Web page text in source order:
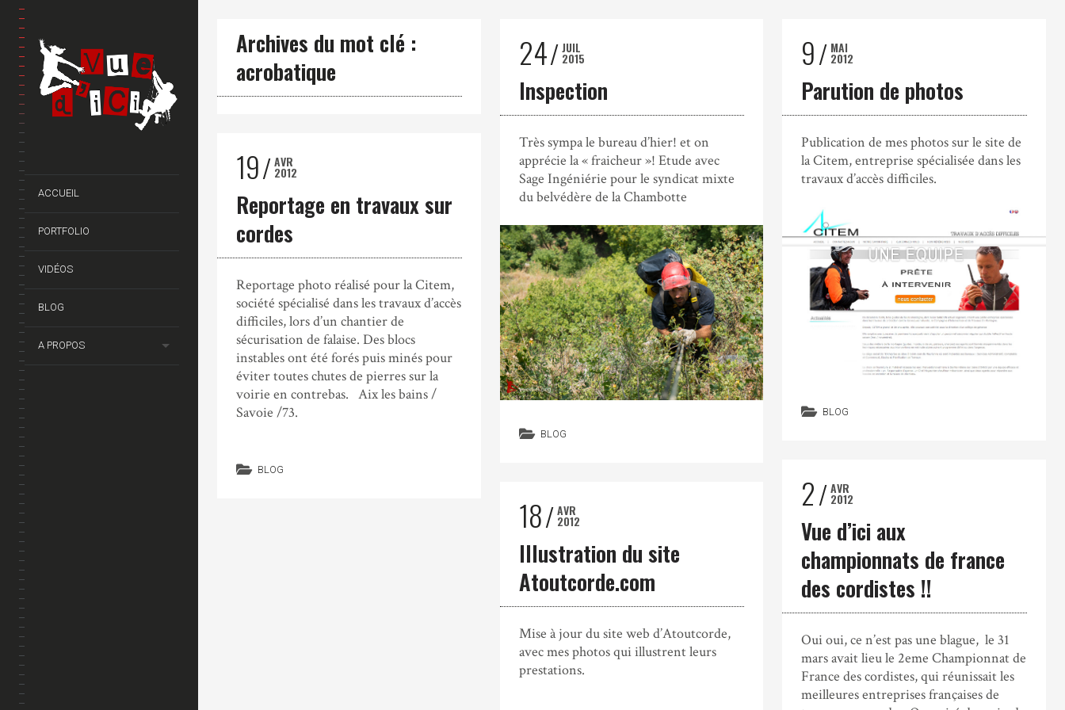
ACCUEIL
PORTFOLIO
VIDÉOS
BLOG
A PROPOS
Archives du mot clé :
acrobatique
19 AVR
2012
Reportage en travaux sur
cordes
Reportage photo réalisé pour la Citem,
société spécialisé dans les travaux d’accès
difficiles, lors d’un chantier de
sécurisation de falaise. Des blocs
instables ont été forés puis minés pour
éviter toutes chutes de pierres sur la
voirie en contrebas. Aix les bains /
Savoie /73.
BLOG
24 JUIL
2015
Inspection
Très sympa le bureau d’hier! et on
apprécie la « fraicheur »! Etude avec
Sage Ingéniérie pour le syndicat mixte
du belvédère de la Chambotte
BLOG
18 AVR
2012
Illustration du site
Atoutcorde.com
Mise à jour du site web d’Atoutcorde,
avec mes photos qui illustrent leurs
prestations.
9 MAI
2012
Parution de photos
Publication de mes photos sur le site de
la Citem, entreprise spécialisée dans les
travaux d’accès difficiles.
BLOG
2 AVR
2012
Vue d’ici aux
championnats de france
des cordistes !!
Oui oui, ce n’est pas une blague, le 31
mars avait lieu le 2eme Championnat de
France des cordistes, qui réunissait les
meilleures entreprises françaises de